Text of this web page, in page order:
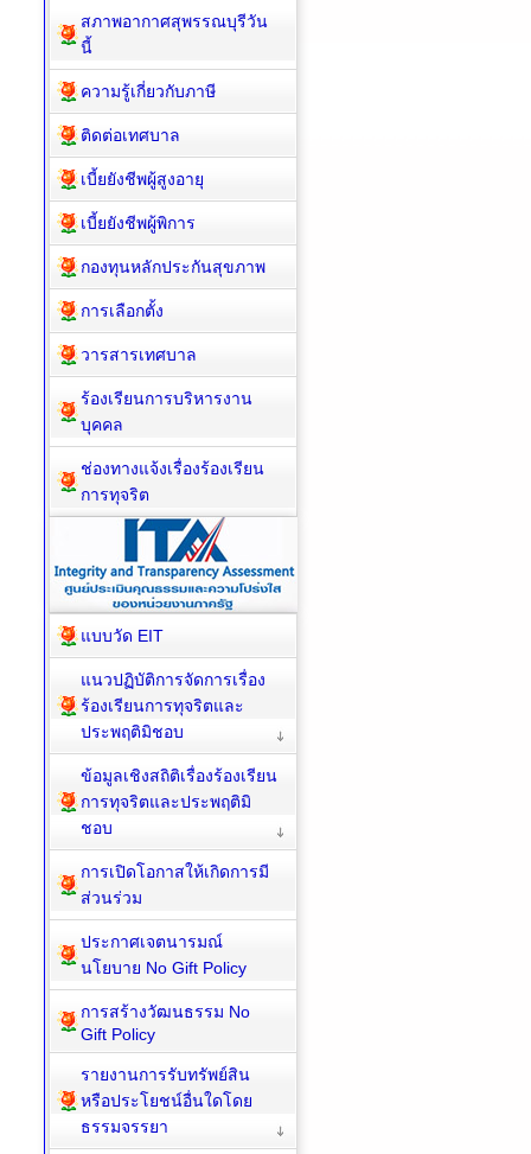
สภาพอากาศสุพรรณบุรีวัน
นี้
ความรู้เกี่ยวกับภาษี
ติดต่อเทศบาล
เบี้ยยังชีพผู้สูงอายุ
เบี้ยยังชีพผู้พิการ
กองทุนหลักประกันสุขภาพ
การเลือกตั้ง
วารสารเทศบาล
ร้องเรียนการบริหารงาน
บุคคล
ช่องทางแจ้งเรื่องร้องเรียน
การทุจริต
แบบวัด EIT
แนวปฏิบัติการจัดการเรื่อง
ร้องเรียนการทุจริตและ
ประพฤติมิชอบ
ข้อมูลเชิงสถิติเรื่องร้องเรียน
การทุจริตและประพฤติมิ
ชอบ
การเปิดโอกาสให้เกิดการมี
ส่วนร่วม
ประกาศเจตนารมณ์
นโยบาย No Gift Policy
การสร้างวัฒนธรรม No
Gift Policy
รายงานการรับทรัพย์สิน
หรือประโยชน์อื่นใดโดย
ธรรมจรรยา